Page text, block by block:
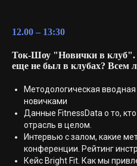
12.00 – 13:30
Ток-Шоу "Новички в клуб".
еще не был в клубах? Всем
Методологическая
новичками
Данные FitnessData о то,
отрасль в целом.
Интервью с залом, какие
конференции. Рейтинг
Кейс Bright Fit. Как мы